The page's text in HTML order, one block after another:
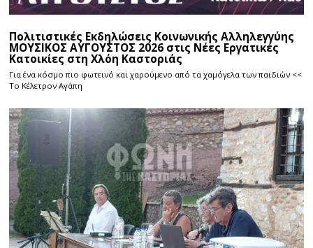
Πολιτιστικές Εκδηλώσεις Κοινωνικής Αλληλεγγύης
ΜΟΥΣΙΚΟΣ ΑΥΓΟΥΣΤΟΣ 2026 στις Νέες Εργατικές
Κατοικίες στη Χλόη Καστοριάς
Για ένα κόσμο πιο φωτεινό και χαρούμενο από τα χαμόγελα των παιδιών <<
Το Κέλετρον Αγάπη